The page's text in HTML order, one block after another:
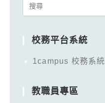
Search
校務平台系統
1campus 校務系統
教職員專區